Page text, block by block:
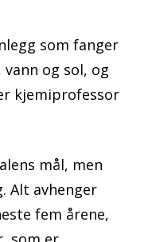
som fanger
og sol, og
kjemiprofessor
mål, men
Alt avhenger
fem årene,